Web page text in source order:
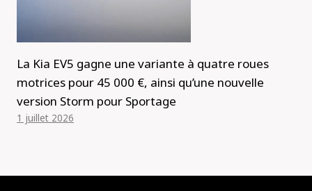
La Kia EV5 gagne une variante à quatre roues
motrices pour 45 000 €, ainsi qu’une nouvelle
version Storm pour Sportage
1 juillet 2026